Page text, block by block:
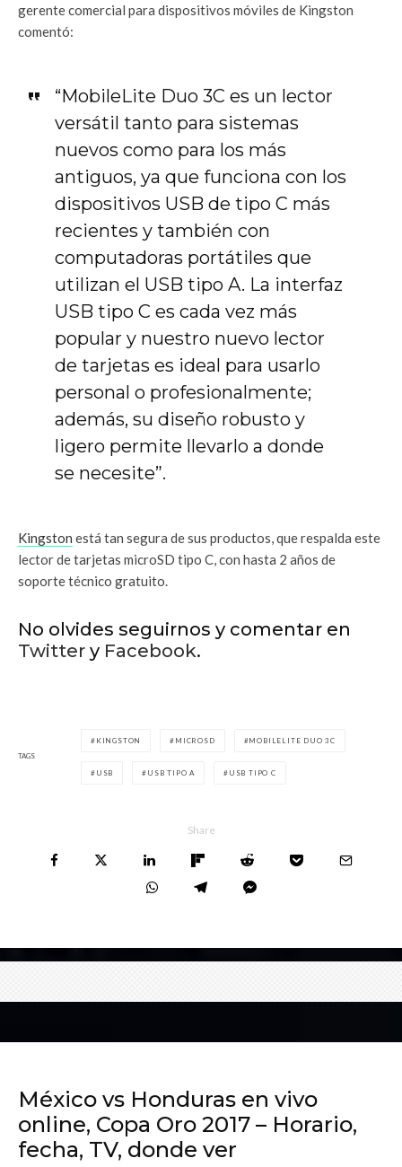
gerente comercial para dispositivos móviles de Kingston
comentó:
“MobileLite Duo 3C es un lector
versátil tanto para sistemas
nuevos como para los más
antiguos, ya que funciona con los
dispositivos USB de tipo C más
recientes y también con
computadoras portátiles que
utilizan el USB tipo A. La interfaz
USB tipo C es cada vez más
popular y nuestro nuevo lector
de tarjetas es ideal para usarlo
personal o profesionalmente;
además, su diseño robusto y
ligero permite llevarlo a donde
se necesite”.
Kingston está tan segura de sus productos, que respalda este
lector de tarjetas microSD tipo C, con hasta 2 años de
soporte técnico gratuito.
No olvides seguirnos y comentar en
Twitter y Facebook.
TAGS
KINGSTON ‪MICROSD‬‬ MOBILELITE DUO 3C
USB USB TIPO A USB TIPO C
Share
México vs Honduras en vivo
online, Copa Oro 2017 – Horario,
fecha, TV, donde ver